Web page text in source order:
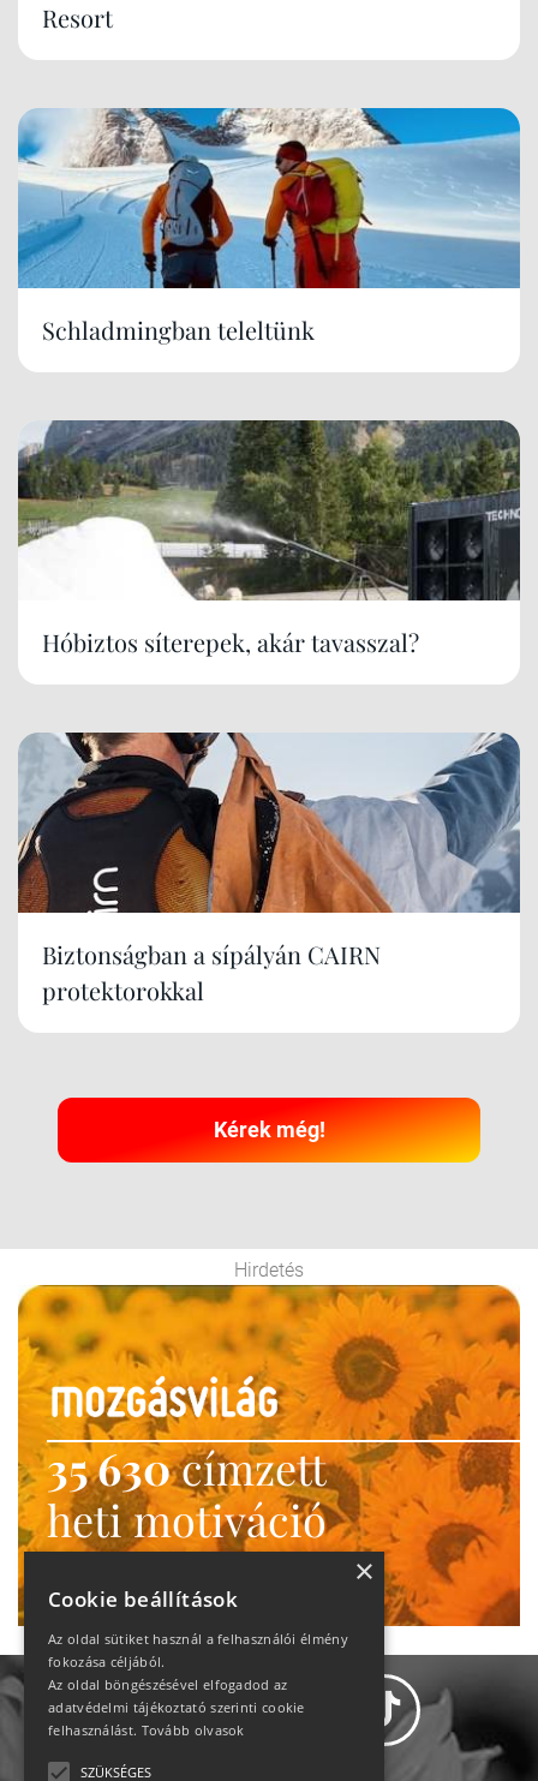
Resort
Schladmingban teleltünk
Hóbiztos síterepek, akár tavasszal?
Biztonságban a sípályán CAIRN
protektorokkal
Kérek még!
Hirdetés
35 630címzett
heti motiváció
Ne maradj le!
×
Cookie beállítások
Az oldal sütiket használ a felhasználói élmény
fokozása céljából.
Az oldal böngészésével elfogadod az
adatvédelmi tájékoztató szerinti cookie
felhasználást. Tovább olvasok
SZÜKSÉGES